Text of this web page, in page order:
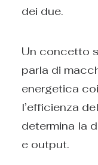
dei due.
Un concetto
parla di
energetica
l’efficienza
determina la
e output.